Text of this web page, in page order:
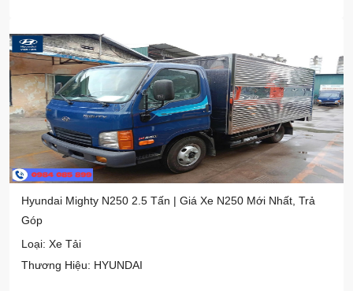
Hyundai Mighty N250 2.5 Tấn | Giá Xe N250 Mới Nhất, Trả
Góp
Loại: Xe Tải
Thương Hiệu: HYUNDAI